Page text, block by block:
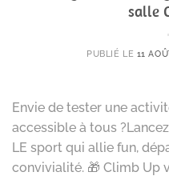
salle
PUBLIÉ LE 11
Envie de tester une
accessible à tous
LE sport qui allie fun,
convivialité. 🎁 Climb Up